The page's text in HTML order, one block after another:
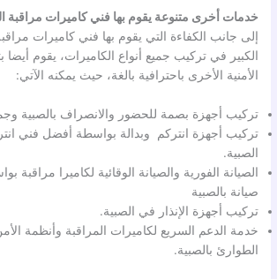
خدمات أخرى متنوعة يقوم بها فني كاميرات مراقبة
إلى جانب الكفاءة التي يقوم بها فني كاميرات
الكبير في تركيب جميع أنواع الكاميرات، يقوم أيضا
الأمنية الأخرى باحترافية بالغة، حيث يمكنه الآتي:
تركيب أجهزة بصمة للحضور والانصراف بالصبية
تركيب أجهزة انتركم وبدالة بواسطة أفضل فني
الصبية.
الصيانة الفورية والصيانة الوقائية لكاميرا
صيانة بالصبية
تركيب أجهزة الإنذار في الصبية.
خدمة الدعم السريع لكاميرات المراقبة وأنظمة
الطوارئ بالصبية.